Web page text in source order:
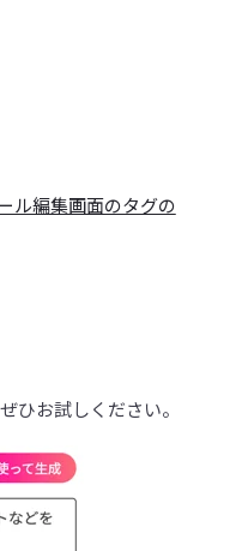
ル編集画面のタグの
ひお試しください。